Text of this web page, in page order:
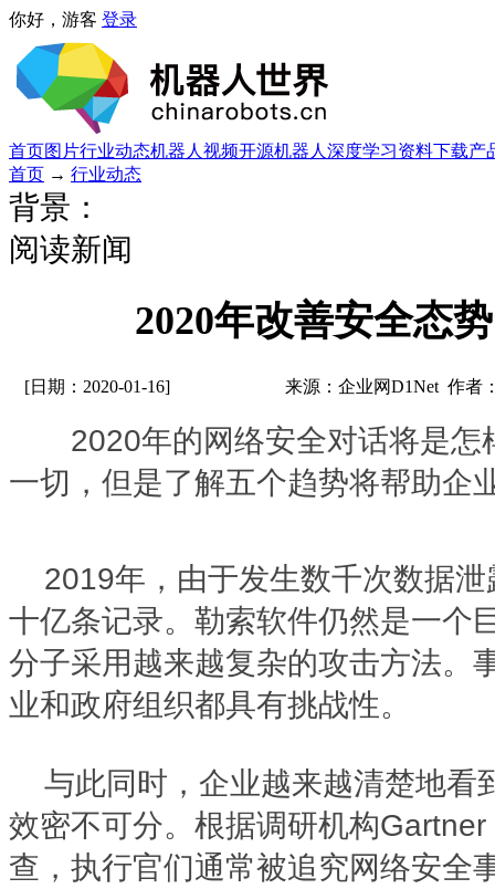
你好，游客 登录
首页图片行业动态机器人视频开源机器人 深度学习资料下载产
首页 → 行业动态
背景：
阅读新闻
2020年改善安全态
[日期：2020-01-16] 来源：企业网D1Net 作者
2020年的网络安全对话将是怎
一切，但是了解五个趋势将帮助企
2019年，由于发生数千次数据
十亿条记录。勒索软件仍然是一个
分子采用越来越复杂的攻击方法。
业和政府组织都具有挑战性。
与此同时，企业越来越清楚地看
效密不可分。根据调研机构
查，执行官们通常被追究网络安全